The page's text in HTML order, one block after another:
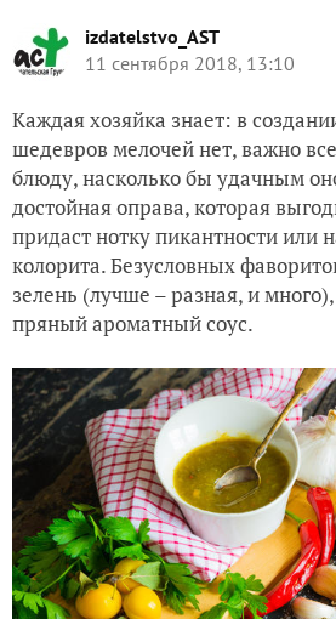
izdatelstvo_AST
11 сентября 2018, 13:10
Каждая хозяйка знает: в
шедевров мелочей нет, важно
блюду, насколько бы удачным
достойная оправа, которая
придаст нотку пикантности или
колорита. Безусловных
зелень (лучше – разная, и
пряный ароматный соус.